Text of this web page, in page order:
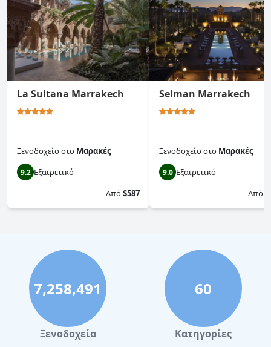
La Sultana Marrakech
Ξενοδοχείοστο Μαρακές
9.2 Εξαιρετικό
Από$587
Selman Marrakech
Ξενοδοχείοστο Μαρακές
9.0 Εξαιρετικό
Από
7,258,491
Ξενοδοχεία
60
Κατηγορίες